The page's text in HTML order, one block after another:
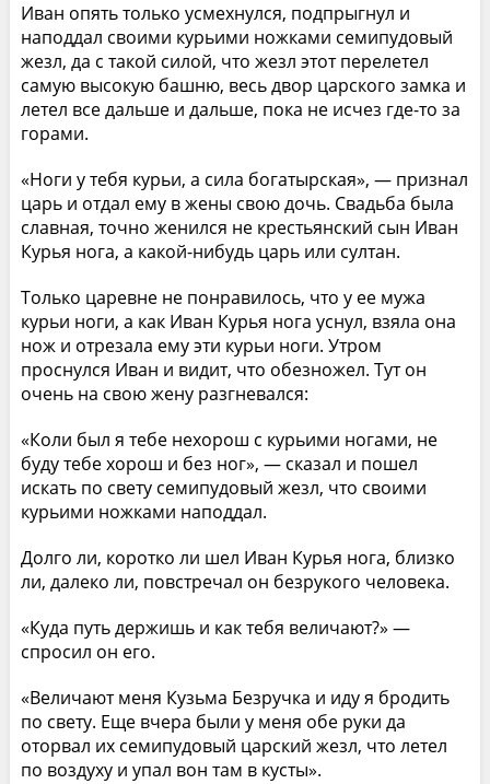
Иван опять только усмехнулся, подпрыгнул и
наподдал своими курьими ножками семипудовый
жезл, да с такой силой, что жезл этот перелетел
самую высокую башню, весь двор царского замка и
летел все дальше и дальше, пока не исчез где-то за
горами.
«Ноги у тебя курьи, а сила богатырская», — признал
царь и отдал ему в жены свою дочь. Свадьба была
славная, точно женился не крестьянский сын Иван
Курья нога, а какой-нибудь царь или султан.
Только царевне не понравилось, что у ее мужа
курьи ноги, а как Иван Курья нога уснул, взяла она
нож и отрезала ему эти курьи ноги. Утром
проснулся Иван и видит, что обезножел. Тут он
очень на свою жену разгневался:
«Коли был я тебе нехорош с курьими ногами, не
буду тебе хорош и без ног», — сказал и пошел
искать по свету семипудовый жезл, что своими
курьими ножками наподдал.
Долго ли, коротко ли шел Иван Курья нога, близко
ли, далеко ли, повстречал он безрукого человека.
«Куда путь держишь и как тебя величают?» —
спросил он его.
«Величают меня Кузьма Безручка и иду я бродить
по свету. Еще вчера были у меня обе руки да
оторвал их семипудовый царский жезл, что летел
по воздуху и упал вон там в кусты».